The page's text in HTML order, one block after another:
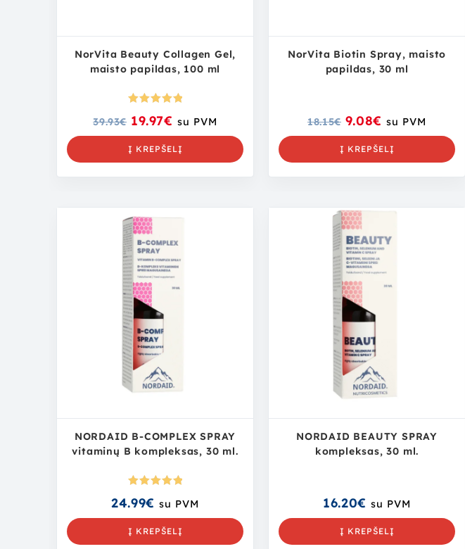
NorVita Beauty Collagen Gel,
maisto papildas, 100 ml
s: 5.00iš
39.93€ 19.97€ su PVM
Į KREPŠELĮ
NorVita Biotin Spray, maisto
papildas, 30 ml
18.15€ 9.08€ su PVM
Į KREPŠELĮ
NORDAID B-COMPLEX SPRAY
vitaminų B kompleksas, 30 ml.
s: 5.00iš
5
24.99€ su PVM
Į KREPŠELĮ
NORDAID BEAUTY SPRAY
kompleksas, 30 ml.
16.20€ su PVM
Į KREPŠELĮ